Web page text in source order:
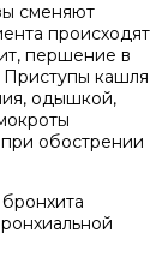
сменяют
происходят
першение в
Приступы кашля
одышкой,
обострении